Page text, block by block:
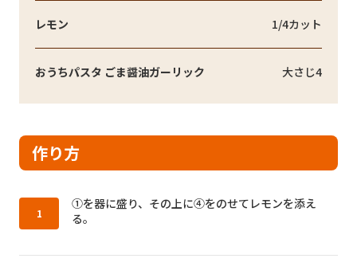
レモン 1/4カット
おうちパスタ ごま醤油ガーリック 大さじ4
作り方
作り方1：
①を器に盛り、その上に④をのせてレモンを添え
る。